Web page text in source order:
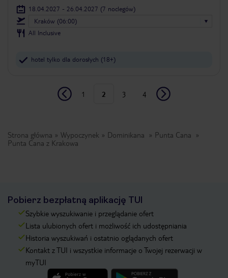
18.04.2027 - 26.04.2027 (7 noclegów)
Kraków (06:00)
All Inclusive
hotel tylko dla dorosłych (18+)
1 2 3 4
Strona główna Wypoczynek Dominikana
Punta Cana
Punta Cana z Krakowa
Pobierz bezpłatną aplikację TUI
Szybkie wyszukiwanie i przeglądanie ofert
Lista ulubionych ofert i możliwość ich udostępniania
Historia wyszukiwań i ostatnio oglądanych ofert
Kontakt z TUI i wszystkie informacje o Twojej rezerwacji w
myTUI